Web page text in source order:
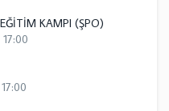
KAMPI (ŞPO)